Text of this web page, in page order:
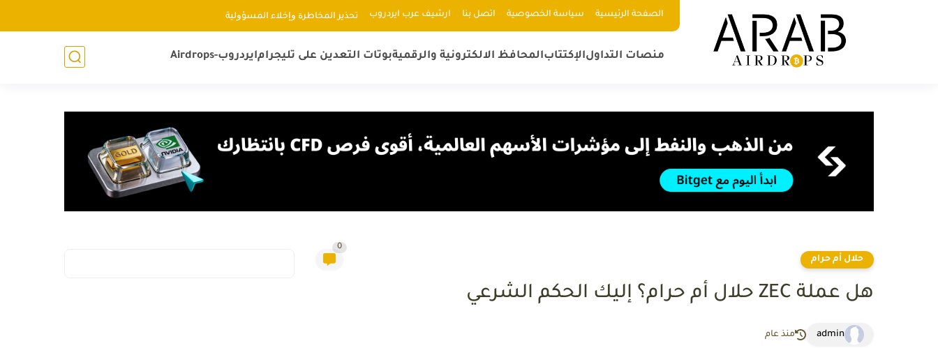
الصفحة الرئيسية سياسة الخصوصية اتصل بنا ارشيف عرب ايردروب ﺗﺤﺬﻳﺮ اﻟﻤﺨﺎﻃﺮﺓ ﻭإﺧﻼء اﻟﻤﺴﺆﻭﻟﻴﺔ
منصات التداولالإكتتابالمحافظ الالكترونية والرقميةبوتات التعدين على تليجرامايردروب-Airdrops
حلال أم حرام
0
هل عملة ZEC حلال أم حرام؟ إليك الحكم الشرعي
admin منذ عام